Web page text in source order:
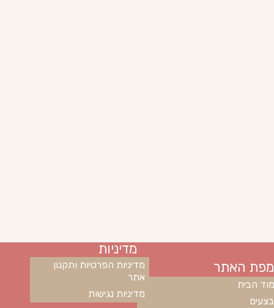
מפת האתר
הבית
מדיניות
מדיניות הפרטיות ותקנון
אתר
מדיניות נגישות